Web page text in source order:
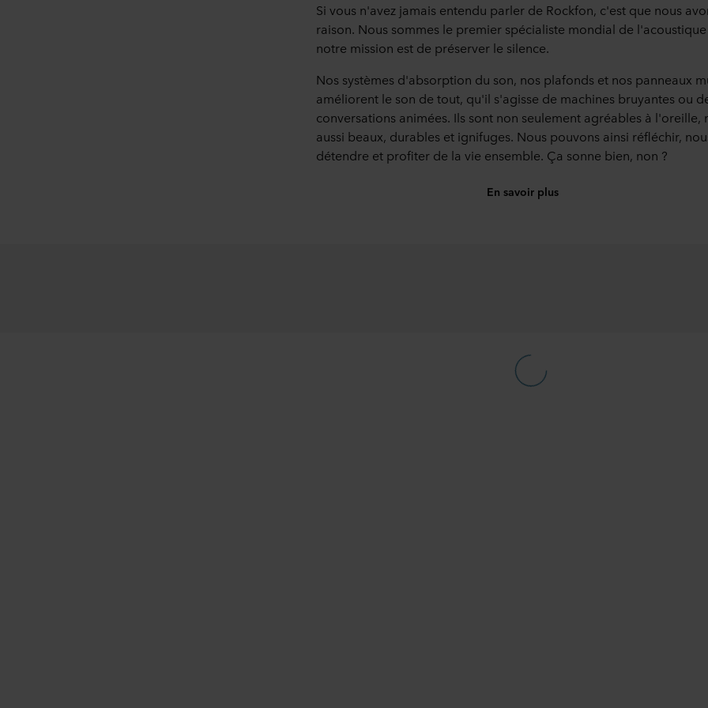
Si vous n'avez jamais entendu parler de Rockfon, c'est que nous
raison. Nous sommes le premier spécialiste mondial de
notre mission est de préserver le silence.
Nos systèmes d'absorption du son, nos plafonds et nos panneaux
améliorent le son de tout, qu'il s'agisse de machines bruyantes ou
conversations animées. Ils sont non seulement agréables à l'oreille,
aussi beaux, durables et ignifuges. Nous pouvons ainsi réfléchir,
détendre et profiter de la vie ensemble. Ça sonne bien, non ?
En savoir plus